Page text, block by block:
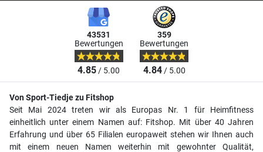
43531
Bewertungen
4.85/ 5.00
359
Bewertungen
4.84/ 5.00
Von Sport-Tiedje zu Fitshop
Seit Mai 2024 treten wir als Europas Nr. 1 für Heimfitness
einheitlich unter einem Namen auf: Fitshop. Mit über 40 Jahren
Erfahrung und über 65 Filialen europaweit stehen wir Ihnen auch
mit einem neuen Namen weiterhin mit gewohnter Qualität,